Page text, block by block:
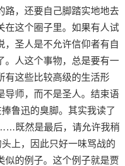
路，还要自己脚踏实地地去
在这个圈子里。如果有人试
，圣人是不允许信仰者有自
。人这个事物，总是要有一
有这些比较高级的生活形
导师，而不是圣人。结束语
鲁迅的臭脚。其实我读了
既然是最后，请允许我稍
上，因此只好一味骂战的
似的例子。这个例子就是贾